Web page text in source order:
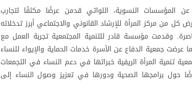
النسوية، اللواتي قدمن عرضًا مكثفًا لتجارب
مركز المرأة للإرشاد القانوني والاجتماعي أبرز تدخلاته
وقدمت مؤسسة قادر للتنمية المجتمعية تجربة العمل مع
عرضت جمعية الدفاع عن الأسرة خدمات الحماية والإيواء للنساء
تنمية المرأة الريفية خبراتها في دعم النساء في التجمعات
حول برامجها الصحية ودورها في تعزيز وصول النساء إلى